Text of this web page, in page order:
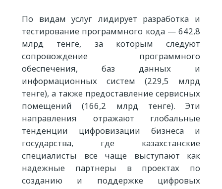
По видам услуг лидирует разработка и
тестирование программного кода — 642,8
млрд тенге, за которым следуют
сопровождение программного
обеспечения, баз данных и
информационных систем (229,5 млрд
тенге), а также предоставление сервисных
помещений (166,2 млрд тенге). Эти
направления отражают глобальные
тенденции цифровизации бизнеса и
государства, где казахстанские
специалисты все чаще выступают как
надежные партнеры в проектах по
созданию и поддержке цифровых